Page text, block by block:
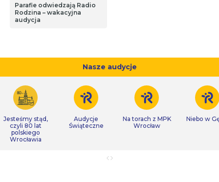
Parafie odwiedzają Radio
Rodzina – wakacyjna
audycja
Nasze audycje
Jesteśmy stąd,
czyli 80 lat
polskiego
Wrocławia
Audycje
Świąteczne
Na torach z MPK
Wrocław
Niebo w